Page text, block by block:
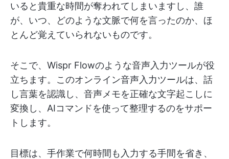
いると貴重な時間が奪われてしまいますし、誰
が、いつ、どのような文脈で何を言ったのか、ほ
とんど覚えていられないものです。
そこで、Wispr Flowのような音声入力ツールが役
立ちます。このオンライン音声入力ツールは、話
し言葉を認識し、音声メモを正確な文字起こしに
変換し、AIコマンドを使って整理するのをサポー
トします。
目標は、手作業で何時間も入力する手間を省き、